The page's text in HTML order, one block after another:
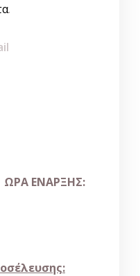
.
ΩΡΑ ΕΝΑΡΞΗΣ: